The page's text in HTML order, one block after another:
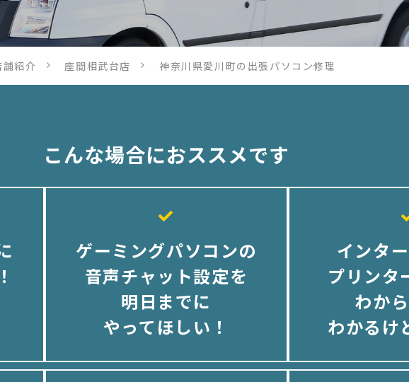
舗紹介 座間相武台店 神奈川県愛川町の出張パソコン修理
こんな場合におススメです
ゲーミングパソコンの
音声チャット設定を
明日までに
やってほしい！
インタ
プリンタ
わから
わかるけ